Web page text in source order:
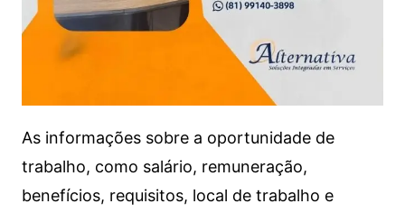
As informações sobre a oportunidade de
trabalho, como salário, remuneração,
benefícios, requisitos, local de trabalho e